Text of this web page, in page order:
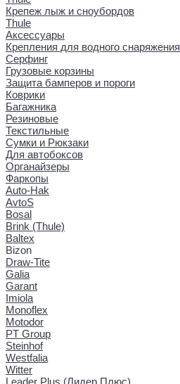
Крепеж лыж и сноубордов
Thule
Аксессуары
Крепления для водного снаряжения
Серфинг
Грузовые корзины
Защита бамперов и пороги
Коврики
Багажника
Резиновые
Текстильные
Сумки и Рюкзаки
Для автобоксов
Органайзеры
Фаркопы
Auto-Hak
AvtoS
Bosal
Brink (Thule)
Baltex
Bizon
Draw-Tite
Galia
Garant
Imiola
Monoflex
Motodor
PT Group
Steinhof
Westfalia
Witter
Leader Plus (Лидер Плюс)